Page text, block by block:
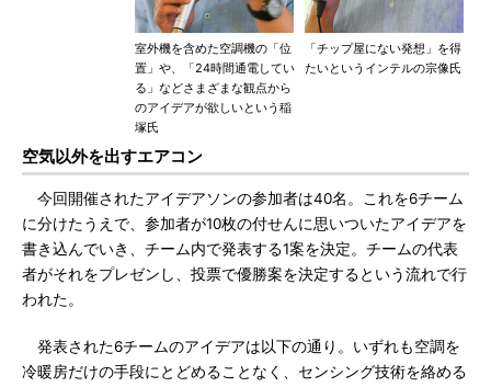
「チップ屋にない発想」を得
たいというインテルの宗像氏
室外機を含めた空調機の「位
置」や、「24時間通電してい
る」などさまざまな観点から
のアイデアが欲しいという稲
塚氏
空気以外を出すエアコン
今回開催されたアイデアソンの参加者は40名。これを6チーム
に分けたうえで、参加者が10枚の付せんに思いついたアイデアを
書き込んでいき、チーム内で発表する1案を決定。チームの代表
者がそれをプレゼンし、投票で優勝案を決定するという流れで行
われた。
発表された6チームのアイデアは以下の通り。いずれも空調を
冷暖房だけの手段にとどめることなく、センシング技術を絡める